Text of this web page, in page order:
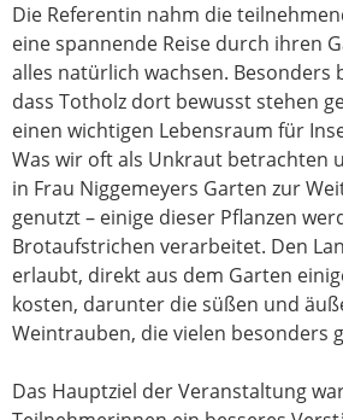
Die Referentin nahm die
eine spannende Reise durch ihren
alles natürlich wachsen. Besonders
dass Totholz dort bewusst stehen
einen wichtigen Lebensraum für
Was wir oft als Unkraut betrachten
in Frau Niggemeyers Garten zur
genutzt – einige dieser Pflanzen
Brotaufstrichen verarbeitet. Den
erlaubt, direkt aus dem Garten
kosten, darunter die süßen und
Weintrauben, die vielen besonders
Das Hauptziel der Veranstaltung